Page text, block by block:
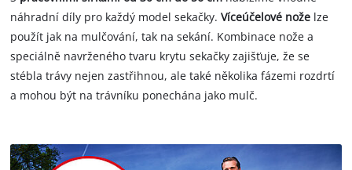
náhradní díly pro každý model sekačky.Víceúčelové nože lze
použít jak na mulčování, tak na sekání. Kombinace nože a
speciálně navrženého tvaru krytu sekačky zajišťuje, že se
stébla trávy nejen zastřihnou, ale také několika fázemi rozdrtí
a mohou být na trávníku ponechána jako mulč.